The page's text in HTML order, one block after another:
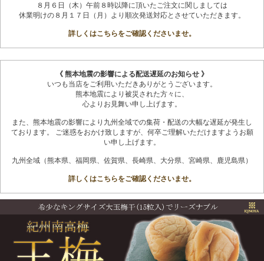
８月６日（木）午前８時以降に頂いたご注文に関しましては
休業明けの８月１７日（月）より順次発送対応とさせていただきます。
詳しくはこちらをご確認くださいませ。
《 熊本地震の影響による配送遅延のお知らせ 》
いつも当店をご利用いただきありがとうございます。
熊本地震により被災された方々に、
心よりお見舞い申し上げます。
また、熊本地震の影響により九州全域での集荷・配送の大幅な遅延が発生し
ております。 ご迷惑をおかけ致しますが、何卒ご理解いただけますようお願
い申し上げます。
九州全域（熊本県、福岡県、佐賀県、長崎県、大分県、宮崎県、鹿児島県）
詳しくはこちらをご確認くださいませ。